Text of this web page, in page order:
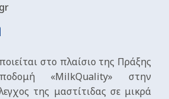
στο πλαίσιο της Πράξης
«MilkQuality» στην
της μαστίτιδας σε μικρά